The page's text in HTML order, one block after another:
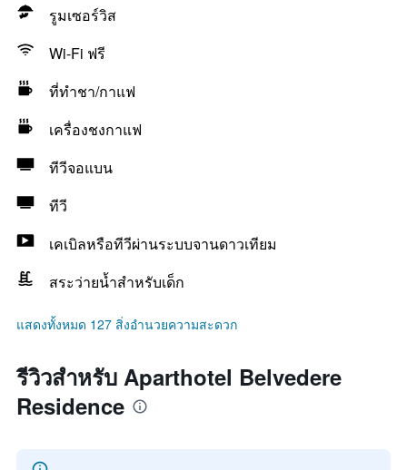
รูมเซอร์วิส
Wi-Fi ฟรี
ที่ทำชา/กาแฟ
เครื่องชงกาแฟ
ทีวีจอแบน
ทีวี
เคเบิลหรือทีวีผ่านระบบจานดาวเทียม
สระว่ายน้ำสำหรับเด็ก
แสดงทั้งหมด 127 สิ่งอำนวยความสะดวก
รีวิวสำหรับ Aparthotel Belvedere
Residence